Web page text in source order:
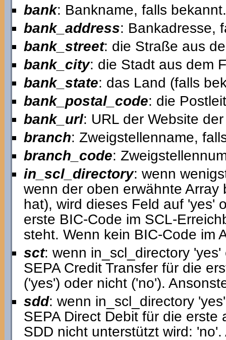
bank: Bankname, falls bekannt.
bank_address: Bankadresse,
bank_street: die Straße aus
bank_city: die Stadt aus dem
bank_state: das Land (falls
bank_postal_code: die
bank_url: URL der Website
branch: Zweigstellenname,
branch_code:
in_scl_directory: wenn
wenn der oben erwähnte
hat), wird dieses Feld auf 'yes'
erste BIC-Code im SCL-
steht. Wenn kein BIC-Code im
sct: wenn in_scl_directory
SEPA Credit Transfer für die
('yes') oder nicht ('no').
sdd: wenn in_scl_directory
SEPA Direct Debit für die
SDD nicht unterstützt wird: